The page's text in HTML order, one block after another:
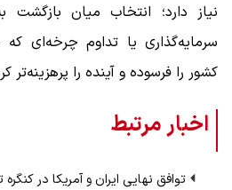
نیاز دارد؛ انتخاب میان
سرمایه‌گذاری یا تداوم چرخه‌ای
کشور را فرسوده و آینده را پرهزینه‌تر
اخبار مرتبط
توافق نهایی ایران و آمریکا در